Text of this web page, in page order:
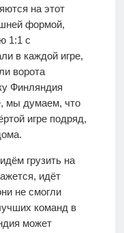
на этот
формой,
1:1 с
в каждой игре,
ворота
Финляндия
мы думаем, что
игре подряд,
грузить на
идёт
не смогли
команд в
может